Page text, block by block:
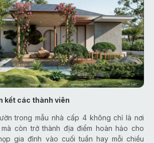
kết các thành viên
trong mẫu nhà cấp 4 không chỉ là nơi
còn trở thành địa điểm hoàn hảo cho
gia đình vào cuối tuần hay mỗi chiều